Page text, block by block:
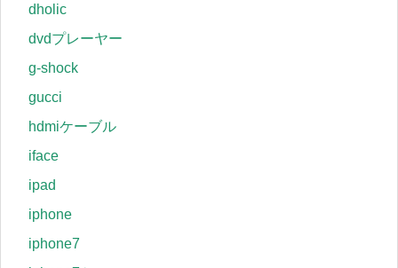
dholic
dvdプレーヤー
g-shock
gucci
hdmiケーブル
iface
ipad
iphone
iphone7